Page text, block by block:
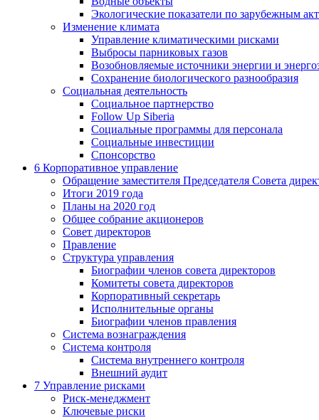
Экологические показатели по зарубежным
Изменение климата
Управление климатическими рисками
Выбросы парниковых газов
Возобновляемые источники энергии и
Сохранение биологического разнообразия
Социальная деятельность
Социальное партнерство
Follow Up Siberia
Социальные программы для персонала
Социальные инвестиции
Спонсорство
6 Корпоративное управление
Обращение заместителя Председателя Совета
Итоги 2019 года
Планы на 2020 год
Общее собрание акционеров
Совет директоров
Правление
Структура управления
Биографии членов совета директоров
Комитеты совета директоров
Корпоративный секретарь
Исполнительные органы
Биографии членов правления
Система вознаграждения
Система контроля
Система внутреннего контроля
Внешний аудит
7 Управление рисками
Риск-менеджмент
Ключевые риски